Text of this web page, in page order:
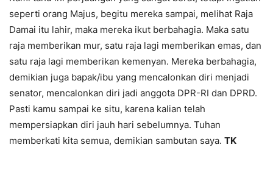
seperti orang Majus, begitu mereka sampai, melihat Raja
Damai itu lahir, maka mereka ikut berbahagia. Maka satu
raja memberikan mur, satu raja lagi memberikan emas, dan
satu raja lagi memberikan kemenyan. Mereka berbahagia,
demikian juga bapak/ibu yang mencalonkan diri menjadi
senator, mencalonkan diri jadi anggota DPR-RI dan DPRD.
Pasti kamu sampai ke situ, karena kalian telah
mempersiapkan diri jauh hari sebelumnya. Tuhan
memberkati kita semua, demikian sambutan saya. TK